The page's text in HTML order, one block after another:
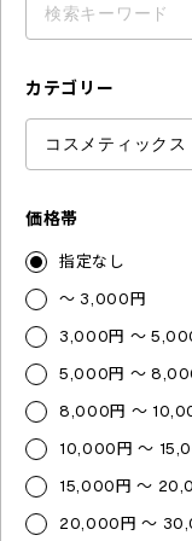
カテゴリー
価格帯
指定なし
～ 3,000円
3,000円 ～
5,000円 ～
8,000円 ～
10,000円 ～
15,000円 ～
20,000円 ～